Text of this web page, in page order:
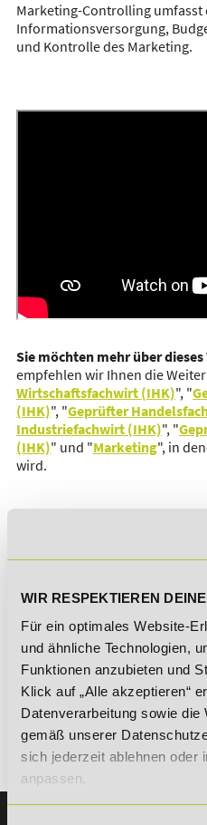
WIR RESPEKTIEREN
Für ein optimales Website-
und ähnliche Technologien,
Funktionen anzubieten und
Klick auf „Alle akzeptieren“
Datenverarbeitung sowie die
gemäß unserer
sich jederzeit ablehnen oder
anpassen.
Marketing-Controlling umfasst
Informationsversorgung,
und Kontrolle des Marketing.
Sie möchten mehr über
empfehlen wir Ihnen die
Wirtschaftsfachwirt (IHK)", "
(IHK)", "Geprüfter
Industriefachwirt (IHK)", "
(IHK)" und "Marketing", in
wird.
Sichere dir jetzt 5%
*Der Rabattcode "NEUGIER5"
kombinierbar. Wir informieren
Es gibt keine Einträge mit